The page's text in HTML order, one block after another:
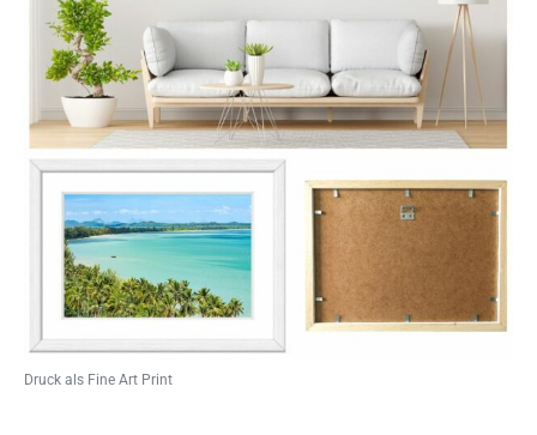
Druck als Fine Art Print